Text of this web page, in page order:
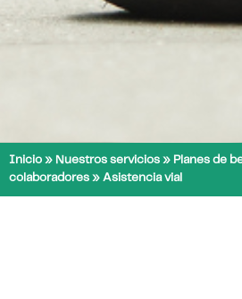
Inicio » Nuestros servicios » Planes de
colaboradores » Asistencia vial